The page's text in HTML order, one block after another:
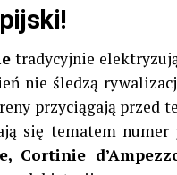
tradycyjnie
nie śledzą
przyciągają przed
się tematem numer
Cortinie